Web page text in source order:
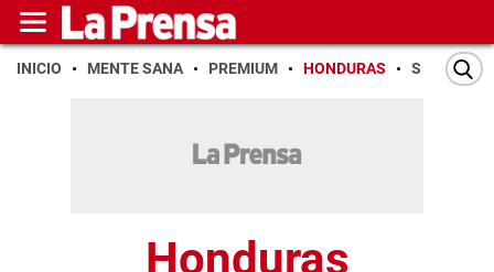
INICIO MENTE SANA PREMIUM HONDURAS SAN PEDRO
Honduras